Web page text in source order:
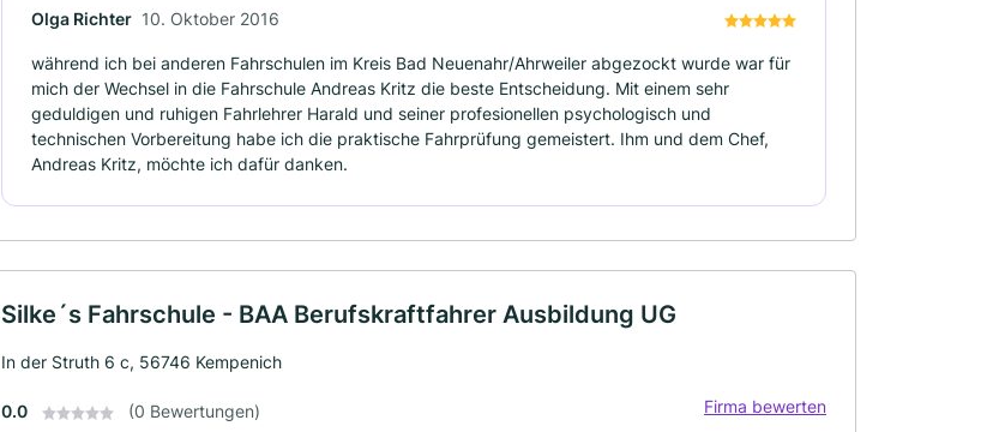
Olga Richter 10. Oktober 2016
während ich bei anderen Fahrschulen im Kreis Bad Neuenahr/Ahrweiler abgezockt wurde war für
mich der Wechsel in die Fahrschule Andreas Kritz die beste Entscheidung. Mit einem sehr
geduldigen und ruhigen Fahrlehrer Harald und seiner profesionellen psychologisch und
technischen Vorbereitung habe ich die praktische Fahrprüfung gemeistert. Ihm und dem Chef,
Andreas Kritz, möchte ich dafür danken.
Silke´s Fahrschule - BAA Berufskraftfahrer Ausbildung UG
In der Struth 6 c, 56746 Kempenich
0.0 (0 Bewertungen) Firma bewerten